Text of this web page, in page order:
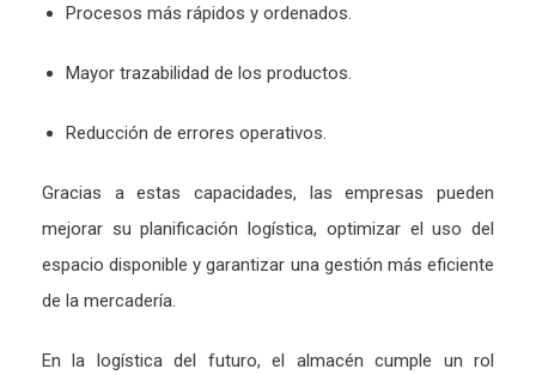
Procesos más rápidos y ordenados.
Mayor trazabilidad de los productos.
Reducción de errores operativos.
Gracias a estas capacidades, las empresas pueden
mejorar su planificación logística, optimizar el uso del
espacio disponible y garantizar una gestión más eficiente
de la mercadería.
En la logística del futuro, el almacén cumple un rol